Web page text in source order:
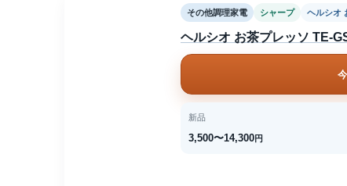
その他調理家電 シャープ ヘルシオ
ヘルシオ お茶プレッソ TE-
新品
3,500〜14,300円